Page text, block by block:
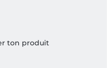
ton produit